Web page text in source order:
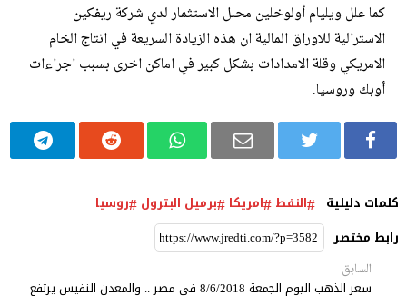
كما علل ويليام أولوخلين محلل الاستثمار لدي شركة ريفكين
الاسترالية للاوراق المالية ان هذه الزيادة السريعة في انتاج الخام
الامريكي وقلة الامدادات بشكل كبير في اماكن اخرى بسبب اجراءات
أوبك وروسيا.
كلمات دليلية النفط امريكا برميل البترول روسيا
رابط مختصر
السابق
سعر الذهب اليوم الجمعة 8/6/2018 في مصر .. والمعدن النفيس يرتفع